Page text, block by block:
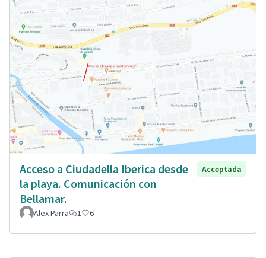
Acceso a Ciudadella Iberica desde
la playa. Comunicación con
Bellamar.
Acceptada
Alex Parra 1 6